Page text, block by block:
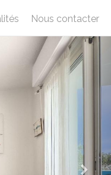
Nous contacter